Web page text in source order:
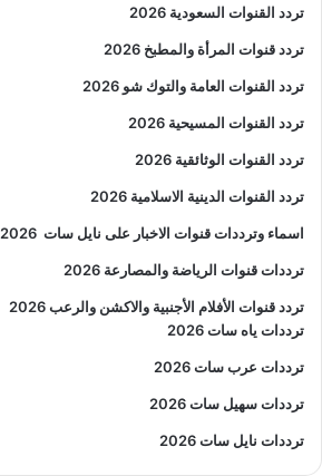
تردد القنوات السعودية 2026
تردد قنوات المرأة والمطبخ 2026
تردد القنوات العامة والتوك شو 2026
تردد القنوات المسيحية 2026
تردد القنوات الوثائقية 2026
تردد القنوات الدينية الاسلامية 2026
اسماء وترددات قنوات الاخبار على نايل سات 2026
ترددات قنوات الرياضة والمصارعة 2026
تردد قنوات الأفلام الأجنبية والاكشن والرعب2026
ترددات ياه سات 2026
ترددات عرب سات 2026
ترددات سهيل سات 2026
ترددات نايل سات 2026